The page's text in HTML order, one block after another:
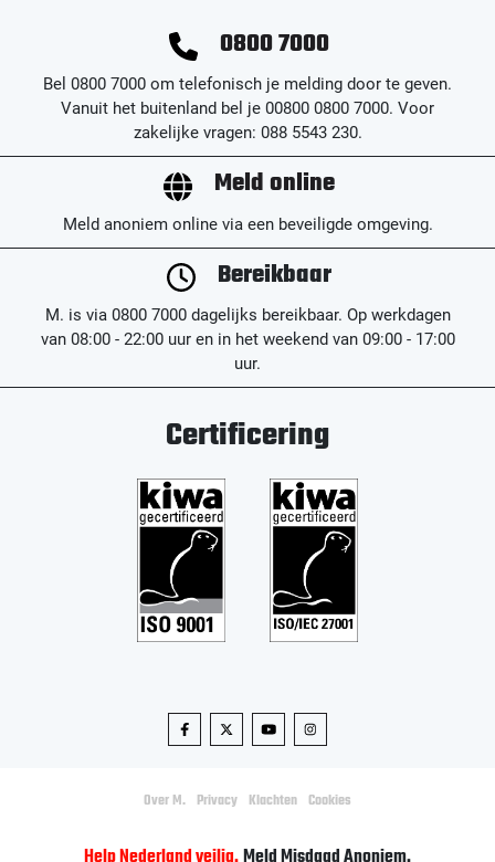
0800 7000
Bel 0800 7000 om telefonisch je melding door te geven.
Vanuit het buitenland bel je 00800 0800 7000. Voor
zakelijke vragen: 088 5543 230.
Meld online
Meld anoniem online via een beveiligde omgeving.
Bereikbaar
M. is via 0800 7000 dagelijks bereikbaar. Op werkdagen
van 08:00 - 22:00 uur en in het weekend van 09:00 - 17:00
uur.
Certificering
Over M. Privacy Klachten Cookies